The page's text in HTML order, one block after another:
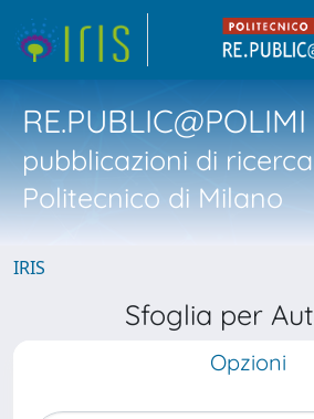
RE.PUBLIC@POLIMI
pubblicazioni di
Politecnico di Milano
IRIS
Sfoglia per
Opzioni